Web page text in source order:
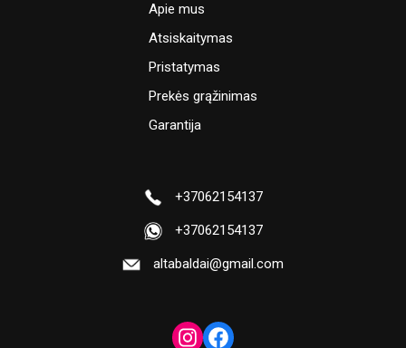
Apie mus
Atsiskaitymas
Pristatymas
Prekės grąžinimas
Garantija
+37062154137
+37062154137
altabaldai@gmail.com